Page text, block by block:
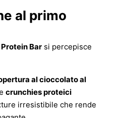
al primo
Barsi percepisce
al cioccolato al
crunchies proteici
irresistibile che rende